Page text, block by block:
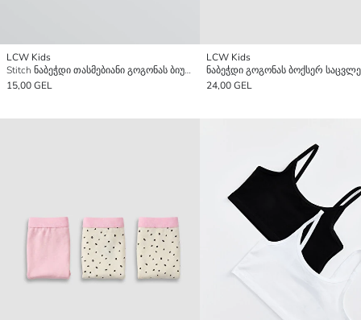
LCW Kids
Stitch ნაბეჭდი თასმებიანი გოგონას ბიუსტჰალტერი 2 Pack
15,00 GEL
LCW Kids
24,00 GEL